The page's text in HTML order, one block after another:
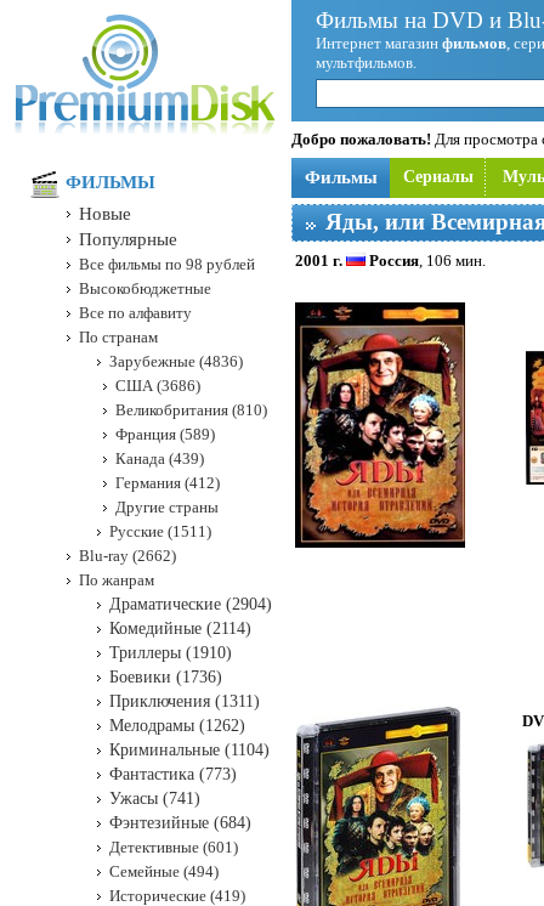
Фильмы на DVD и
Интернет магазин фильмов,
мультфильмов.
Добро пожаловать! Для просмотра
Фильмы Сериалы
Яды, или
2001 г. Россия, 106 мин.
ФИЛЬМЫ
Новые
Популярные
Все фильмы по 98 рублей
Высокобюджетные
Все по алфавиту
По странам
Зарубежные (4836)
США (3686)
Великобритания (810)
Франция (589)
Канада (439)
Германия (412)
Другие страны
Русские (1511)
Blu-ray (2662)
По жанрам
Драматические (2904)
Комедийные (2114)
Триллеры (1910)
Боевики (1736)
Приключения (1311)
Мелодрамы (1262)
Криминальные (1104)
Фантастика (773)
Ужасы (741)
Фэнтезийные (684)
Детективные (601)
Семейные (494)
Исторические (419)